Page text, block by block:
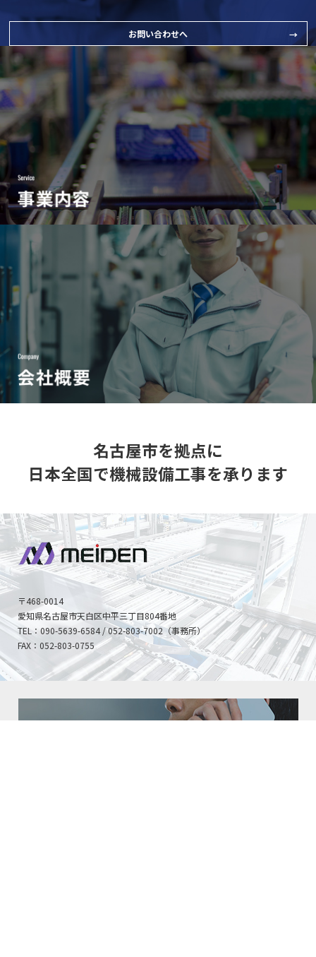
お問い合わせへ
名古屋市を拠点に
日本全国で機械設備工事を承ります
〒468-0014
愛知県名古屋市天白区中平三丁目804番地
TEL：090-5639-6584 / 052-803-7002（事務所）
FAX：052-803-0755